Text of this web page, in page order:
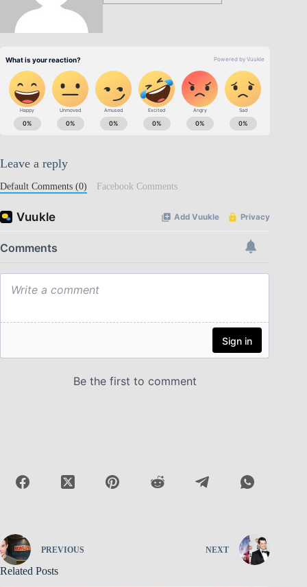
Leave a reply
Default Comments (0) Facebook Comments
PREVIOUS NEXT
Related Posts